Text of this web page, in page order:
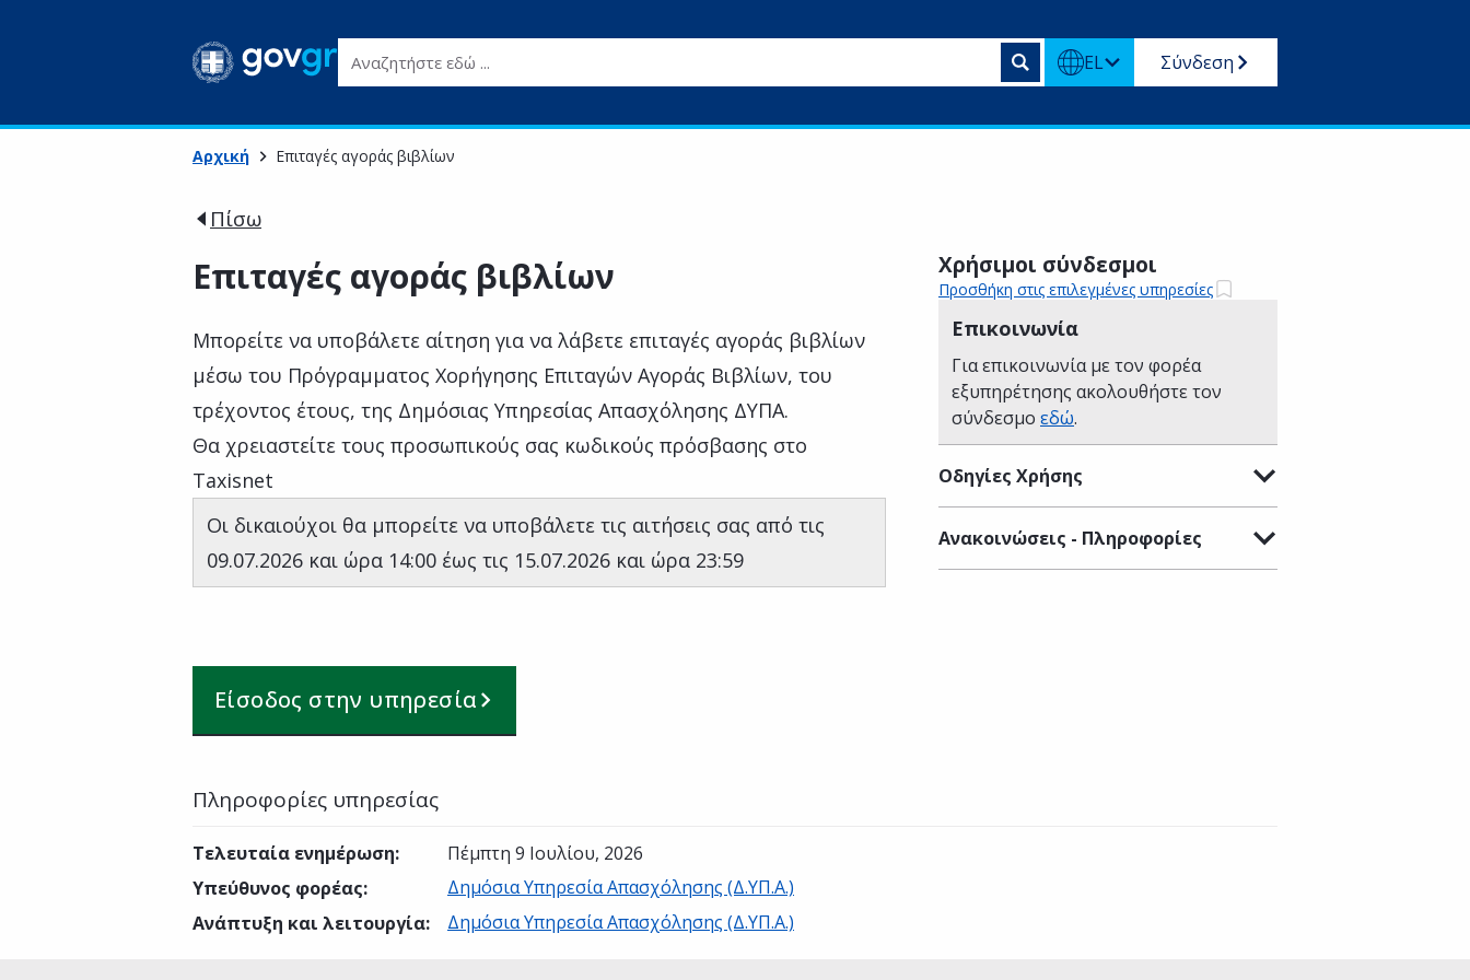
Αναζητήστε εδώ ... EL Σύνδεση
Αρχική Επιταγές αγοράς βιβλίων
Πίσω
Επιταγές αγοράς βιβλίων
Μπορείτε να υποβάλετε αίτηση για να λάβετε επιταγές αγοράς βιβλίων
μέσω του Πρόγραμματος Χορήγησης Επιταγών Αγοράς Βιβλίων, του
τρέχοντος έτους, της Δημόσιας Υπηρεσίας Απασχόλησης ΔΥΠA.
Θα χρειαστείτε τους προσωπικούς σας κωδικούς πρόσβασης στο
Taxisnet
Οι δικαιούχοι θα μπορείτε να υποβάλετε τις αιτήσεις σας από τις
09.07.2026 και ώρα 14:00 έως τις 15.07.2026 και ώρα 23:59
Είσοδος στην υπηρεσία
Χρήσιμοι σύνδεσμοι
Προσθήκη στις επιλεγμένες υπηρεσίες
Επικοινωνία
Για επικοινωνία με τον φορέα
εξυπηρέτησης ακολουθήστε τον
σύνδεσμο εδώ.
Οδηγίες Χρήσης
Ανακοινώσεις - Πληροφορίες
Πληροφορίες υπηρεσίας
Τελευταία ενημέρωση:
Πέμπτη 9 Ιουλίου, 2026
Υπεύθυνος φορέας:
Δημόσια Υπηρεσία Απασχόλησης (Δ.ΥΠ.Α.)
Ανάπτυξη και λειτουργία: Δημόσια Υπηρεσία Απασχόλησης (Δ.ΥΠ.Α.)